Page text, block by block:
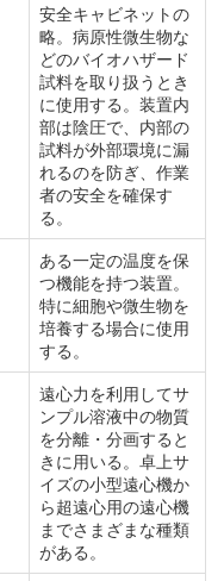
安全キャビネットの
略。病原性微生物な
どのバイオハザード
試料を取り扱うとき
に使用する。装置内
部は陰圧で、内部の
試料が外部環境に漏
れるのを防ぎ、作業
者の安全を確保す
る。
ある一定の温度を保
つ機能を持つ装置。
特に細胞や微生物を
培養する場合に使用
する。
遠心力を利用してサ
ンプル溶液中の物質
を分離・分画すると
きに用いる。卓上サ
イズの小型遠心機か
ら超遠心用の遠心機
までさまざまな種類
がある。